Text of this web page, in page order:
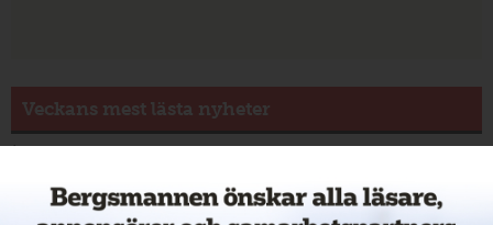
Veckans mest lästa nyheter
Annons: